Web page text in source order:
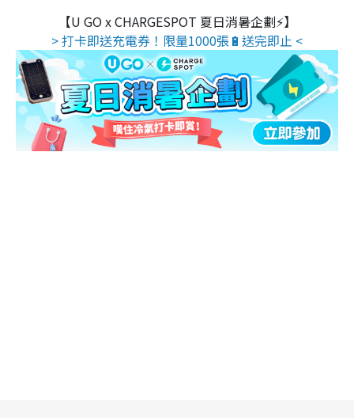
【U GO x CHARGESPOT 夏日消暑企劃⚡】
> 打卡即送充電券！限量1000張🔋送完即止 <